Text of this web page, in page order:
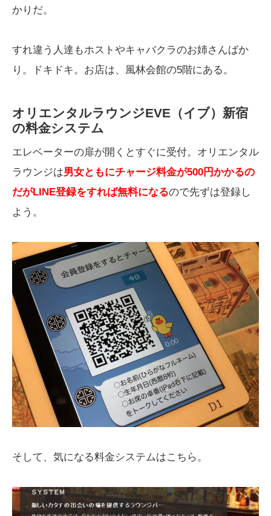
かりだ。
すれ違う人達もホストやキャバクラのお姉さんばか
り。ドキドキ。お店は、風林会館の5階にある。
オリエンタルラウンジEVE（イブ）新宿
の料金システム
エレベーターの扉が開くとすぐに受付。オリエンタル
ラウンジは男女ともにチャージ料金が500円かかるの
だがLINE登録をすれば無料になるので先ずは登録し
よう。
そして、気になる料金システムはこちら。